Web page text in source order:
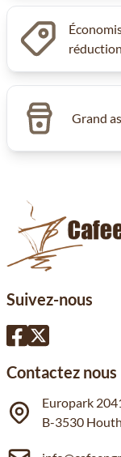
Grand
Suivez-nous
Contactez nous
Europark
B-3530